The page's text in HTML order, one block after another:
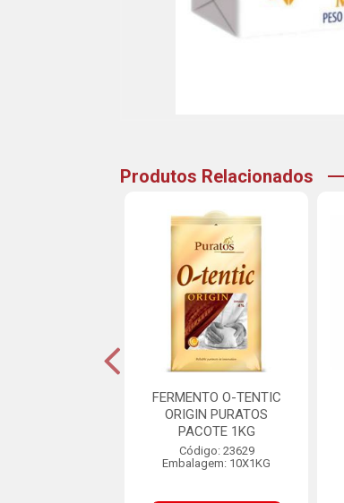
Produtos Relacionados
FERMENTO O-TENTIC
ORIGIN PURATOS
PACOTE 1KG
Código: 23629
Embalagem: 10X1KG